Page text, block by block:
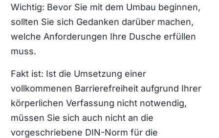
Wichtig: Bevor Sie mit dem Umbau beginnen,
sollten Sie sich Gedanken darüber machen,
welche Anforderungen Ihre Dusche erfüllen
muss.
Fakt ist: Ist die Umsetzung einer
vollkommenen Barrierefreiheit aufgrund Ihrer
körperlichen Verfassung nicht notwendig,
müssen Sie sich auch nicht an die
vorgeschriebene DIN-Norm für die